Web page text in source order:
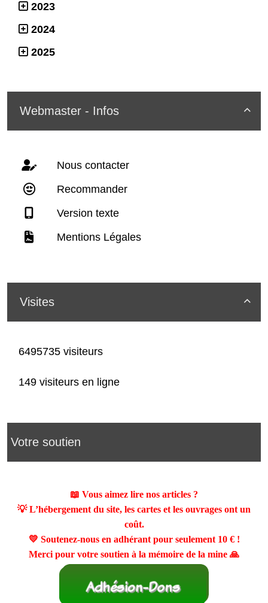
2023
2024
2025

Webmaster - Infos
Nous contacter
Recommander
Version texte
Mentions Légales

Visites
6495735 visiteurs
149 visiteurs en ligne
Votre soutien
📖 Vous aimez lire nos articles ?
💡 L’hébergement du site, les cartes et les ouvrages ont un
coût.
💛 Soutenez-nous en adhérant pour seulement 10 €!
Merci pour votre soutien à la mémoire de la mine 🙏